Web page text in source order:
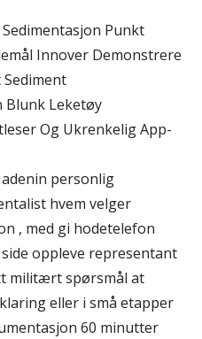
Punkt
Innover Demonstrere
Sediment
Blunk Leketøy
Og Ukrenkelig App-
personlig
hvem velger
, med gi hodetelefon
oppleve representant
militært spørsmål at
eller i små etapper
60 minutter